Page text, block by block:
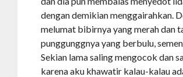
dengan demikian menggairahkan.
melumat bibirnya yang merah dan
punggunggnya yang berbulu,
Sekian lama saling mengocok dan
karena aku khawatir kalau-kalau